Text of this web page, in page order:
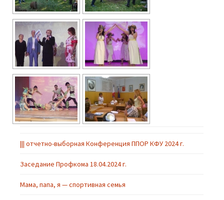
||| отчетно-выборная Конференция ППОР КФУ 2024 г.
Заседание Профкома 18.04.2024 г.
Мама, папа, я — спортивная семья